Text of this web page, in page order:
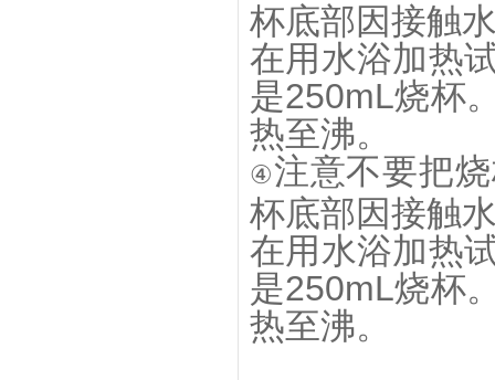
杯底部因接触
在用水浴加热
是250mL烧杯
热至沸。
④注意不要把
杯底部因接触
在用水浴加热
是250mL烧杯
热至沸。